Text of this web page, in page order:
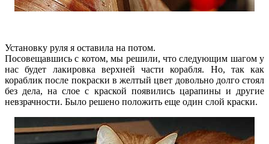
Установку руля я оставила на потом.
Посовещавшись с котом, мы решили, что следующим шагом у
нас будет лакировка верхней части корабля. Но, так как
кораблик после покраски в желтый цвет довольно долго стоял
без дела, на слое с краской появились царапины и другие
невзрачности. Было решено положить еще один слой краски.